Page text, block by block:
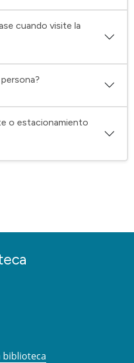
cuando visite la
o estacionamiento
biblioteca